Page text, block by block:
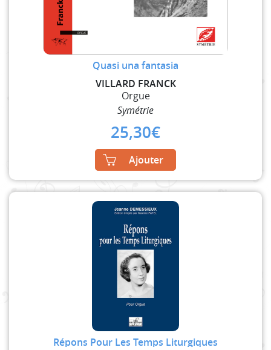
Quasi una fantasia
VILLARD FRANCK
Orgue
Symétrie
25,30€
Ajouter
Répons Pour Les Temps Liturgiques